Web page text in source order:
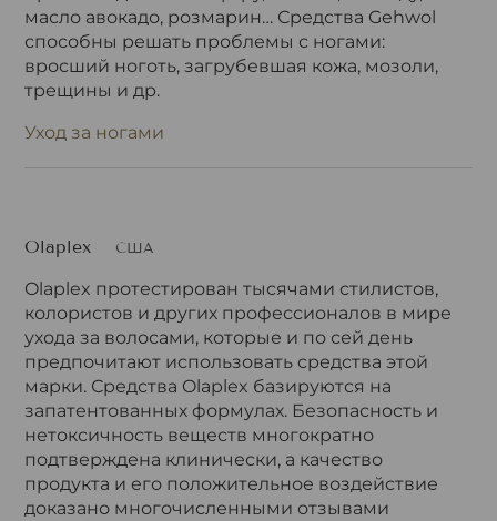
масло авокадо, розмарин… Средства Gehwol
способны решать проблемы с ногами:
вросший ноготь, загрубевшая кожа, мозоли,
трещины и др.
Уход за ногами
Olaplex США
Olaplex протестирован тысячами стилистов,
колористов и других профессионалов в мире
ухода за волосами, которые и по сей день
предпочитают использовать средства этой
марки. Средства Olaplex базируются на
запатентованных формулах. Безопасность и
нетоксичность веществ многократно
подтверждена клинически, а качество
продукта и его положительное воздействие
доказано многочисленными отзывами